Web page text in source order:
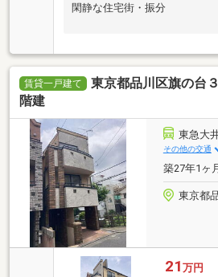
閑静な住宅街・振分
賃貸一戸建て
東京都品川区旗の台
階建
東急大
その他の交通
築27年1ヶ
東京都
21 万円